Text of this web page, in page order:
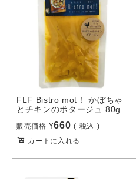
FLF Bistro mot！ かぼちゃ
とチキンのポタージュ 80g
販売価格 ¥660
税込
カートに入れる